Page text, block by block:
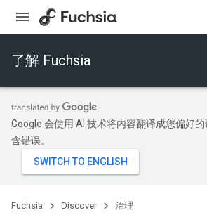
了解 Fuchsia
Google 会使用 AI 技术将内容翻译成您偏好
含错误。
Fuchsia Discover 治理